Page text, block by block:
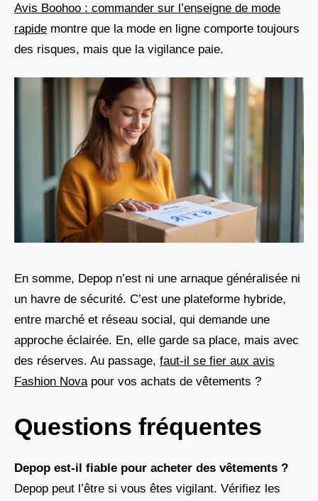
Avis Boohoo : commander sur l’enseigne de mode
rapide montre que la mode en ligne comporte toujours
des risques, mais que la vigilance paie.
En somme, Depop n’est ni une arnaque généralisée ni
un havre de sécurité. C’est une plateforme hybride,
entre marché et réseau social, qui demande une
approche éclairée. En, elle garde sa place, mais avec
des réserves. Au passage, faut-il se fier aux avis
Fashion Novapour vos achats de vêtements ?
Questions fréquentes
Depop est-il fiable pour acheter des vêtements ?
Depop peut l’être si vous êtes vigilant. Vérifiez les